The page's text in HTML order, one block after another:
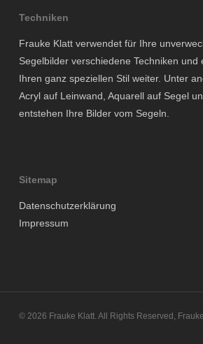
Techniken
Frauke Klatt verwendet für Ihre
Segelbilder verschiedene Techniken und
Ihren ganz speziellen Stil weiter. Unter
Acryl auf Leinwand, Aquarell auf Segel
entstehen Ihre Bilder vom Segeln.
Sitemap
Datenschutzerklärung
Impressum
© 2026 Frauke Klatt. All Rights Reserved,